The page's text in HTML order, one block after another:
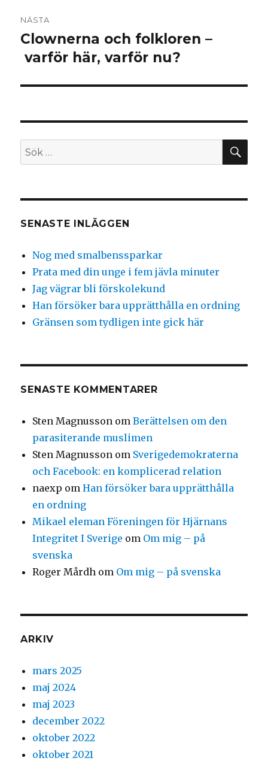
NÄSTA
Nästa
inlägg:
Clownerna och folkloren –
varför här, varför nu?
Sök
efter:
SENASTE INLÄGGEN
Nog med smalbenssparkar
Prata med din unge i fem jävla minuter
Jag vägrar bli förskolekund
Han försöker bara upprätthålla en ordning
Gränsen som tydligen inte gick här
SENASTE KOMMENTARER
Sten Magnusson omBerättelsen om den
parasiterande muslimen
Sten Magnusson om Sverigedemokraterna
och Facebook: en komplicerad relation
naexp omHan försöker bara upprätthålla
en ordning
Mikael eleman Föreningen för Hjärnans
Integritet I Sverige om Om mig – på
svenska
Roger Mårdh om Om mig – på svenska
ARKIV
mars 2025
maj 2024
maj 2023
december 2022
oktober 2022
oktober 2021